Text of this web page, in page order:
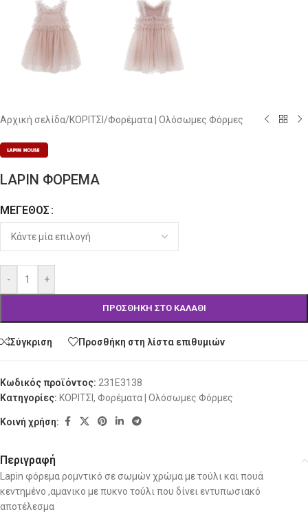
Αρχική σελίδα/ΚΟΡΙΤΣΙ /Φορέματα | Ολόσωμες Φόρμες
LAPIN ΦΟΡΕΜΑ
ΜΈΓΕΘΟΣ
- +
ΠΡΟΣΘΉΚΗ ΣΤΟ ΚΑΛΆΘΙ
Alternative:
Σύγκριση Προσθήκη στη λίστα επιθυμιών
Κωδικός προϊόντος: 231E3138
Κατηγορίες: ΚΟΡΙΤΣΙ , Φορέματα | Ολόσωμες Φόρμες
Κοινή χρήση:
Περιγραφή
Lapin φόρεμα ρομντικό σε σωμών χρώμα με τούλι και πουά
κεντημένο ,αμανικο με πυκνο τούλι που δίνει εντυπωσιακό
αποτέλεσμα